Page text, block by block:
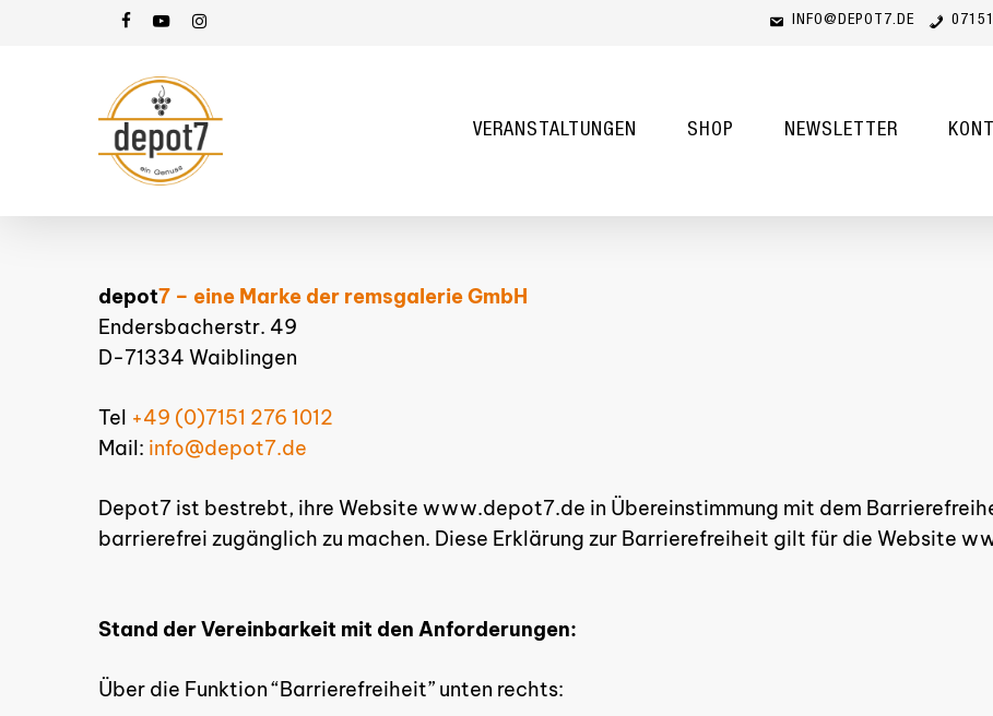
facebookyoutube instagram INFO@DEPOT7.DE
VERANSTALTUNGEN SHOP NEWSLETTER
depot7 – eine Marke der remsgalerie GmbH
Endersbacherstr. 49
D-71334 Waiblingen
Tel +49 (0)7151 276 1012
Mail: info@depot7.de
Depot7 ist bestrebt, ihre Website www.depot7.de in Übereinstimmung mit dem
barrierefrei zugänglich zu machen. Diese Erklärung zur Barrierefreiheit gilt für die Website
Stand der Vereinbarkeit mit den Anforderungen:
Über die Funktion “Barrierefreiheit” unten rechts: